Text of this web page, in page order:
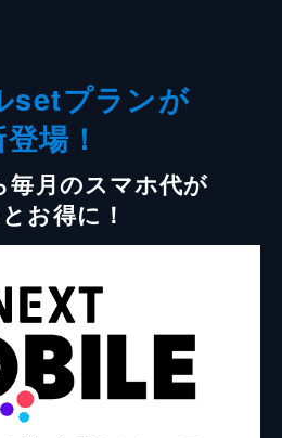
setプランが
場！
毎月のスマホ代が
お得に！